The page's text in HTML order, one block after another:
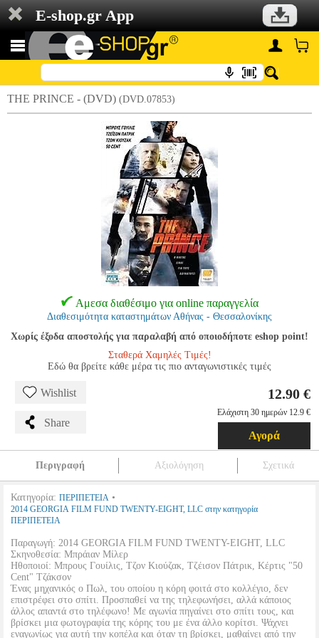
E-shop.gr App
THE PRINCE - (DVD) (DVD.07853)
Αμεσα διαθέσιμο για online παραγγελία
Διαθεσιμότητα καταστημάτων Αθήνας - Θεσσαλονίκης
Χωρίς έξοδα αποστολής για παραλαβή από οποιοδήποτε eshop point!
Σταθερά Χαμηλές Τιμές!
Εδώ θα βρείτε κάθε μέρα τις πιο ανταγωνιστικές τιμές
Wishlist
Share
12.90 €
Ελάχιστη 30 ημερών 12.9 €
Αγορά
Περιγραφή Αξιολόγηση Σχετικά
Κατηγορία: ΠΕΡΙΠΕΤΕΙΑ •
2014 GEORGIA FILM FUND TWENTY-EIGHT, LLC στην κατηγορία
ΠΕΡΙΠΕΤΕΙΑ
Παραγωγή: 2014 GEORGIA FILM FUND TWENTY-EIGHT, LLC
Σκηνοθεσία: Μπράιαν Μίλερ
Ηθοποιοί: Μπρους Γουίλις, Τζον Κιούζακ, Τζέισον Πάτρικ, Κέρτις "50
Cent" Τζάκσον
Ένας μηχανικός ο Πωλ, του οποίου η κόρη φοιτά στο κολλέγιο, δεν
επιστρέφει στο σπίτι. Προσπαθεί να της τηλεφωνήσει, αλλά κάποιος
άλλος απαντά στο τηλέφωνο! Με αγωνία πηγαίνει στο σπίτι τους, και
βρίσκει μια φωτογραφία της κόρης του με ένα άλλο κορίτσι. Ψάχνει
εναγωνίως για αυτή την κοπέλα και όταν τη βρίσκει, μαθαίνει από την